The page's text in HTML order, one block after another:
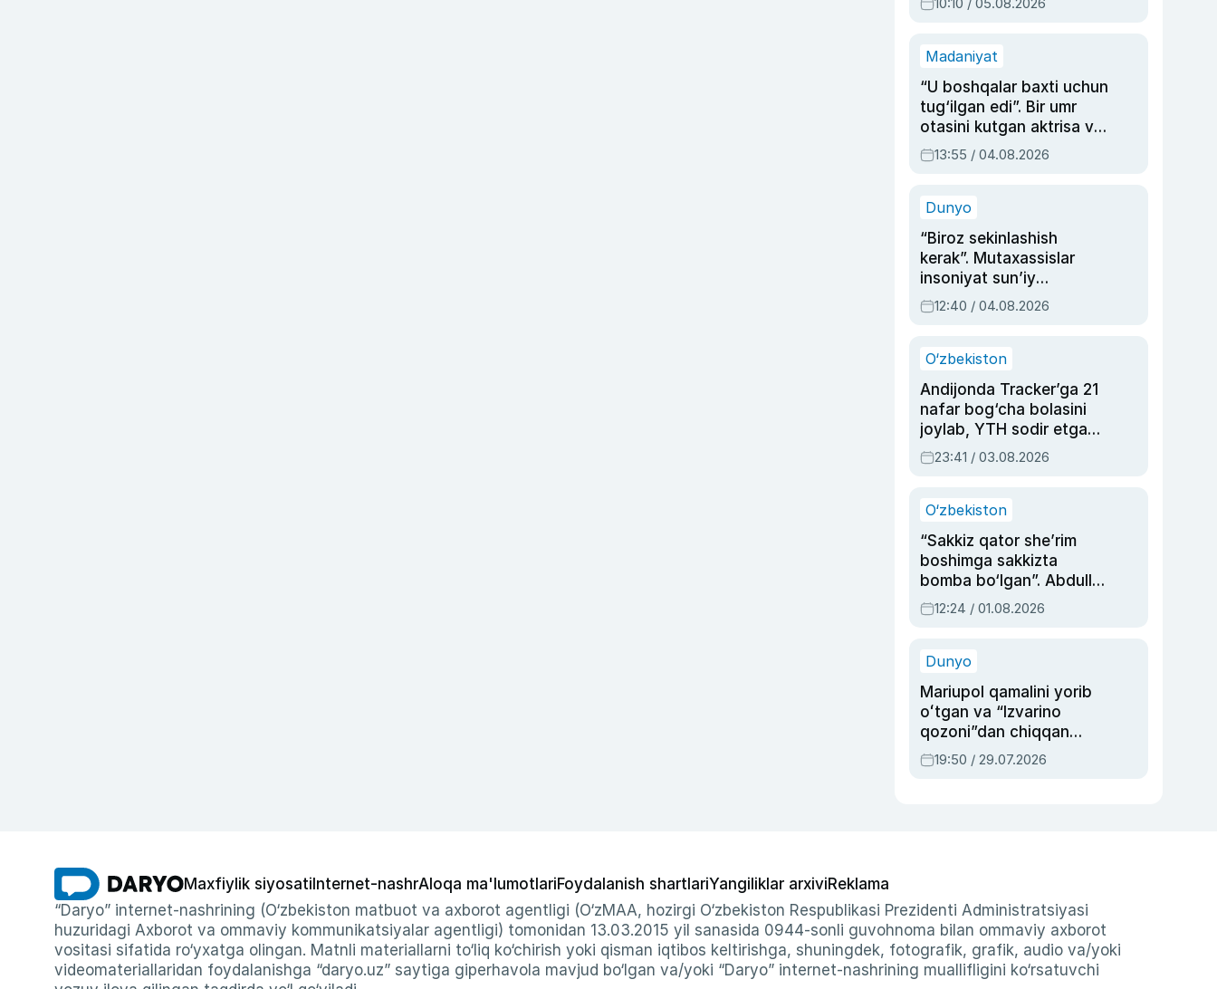
Madaniyat
“U boshqalar baxti uchun
tug‘ilgan edi”. Bir umr
otasini kutgan aktrisa va
dublyaj ustasi Rimma
Ahmedovaning
13:55 / 04.08.2026
Dunyo
“Biroz sekinlashish
kerak”. Mutaxassislar
insoniyat sun’iy
intellektni boshqara
olmay qolishidan xavotir
12:40 / 04.08.2026
O‘zbekiston
Andijonda Tracker’ga 21
nafar bog‘cha bolasini
joylab, YTH sodir etgan
ayolga sud hukmi o‘qildi
23:41 / 03.08.2026
O‘zbekiston
“Sakkiz qator she’rim
boshimga sakkizta
bomba bo‘lgan”. Abdulla
Oripovni siyosiy
ayblovlardan asrab
12:24 / 01.08.2026
Dunyo
Mariupol qamalini yorib
oʻtgan va “Izvarino
qozoni”dan chiqqan
qahramon — Ukraina
armiyasi bosh
19:50 / 29.07.2026
Maxfiylik siyosati Internet-nashrAloqa ma'lumotlariFoydalanish shartlariYangiliklar arxiviReklama
“Daryo” internet-nashrining (O‘zbekiston matbuot va axborot agentligi (O‘zMAA, hozirgi O‘zbekiston Respublikasi Prezidenti Administratsiyasi
huzuridagi Axborot va ommaviy kommunikatsiyalar agentligi) tomonidan 13.03.2015 yil sanasida 0944-sonli guvohnoma bilan ommaviy axborot
vositasi sifatida ro‘yxatga olingan. Matnli materiallarni to‘liq ko‘chirish yoki qisman iqtibos keltirishga, shuningdek, fotografik, grafik, audio va/yoki
videomateriallaridan foydalanishga “daryo.uz” saytiga giperhavola mavjud bo‘lgan va/yoki “Daryo” internet-nashrining muallifligini ko‘rsatuvchi